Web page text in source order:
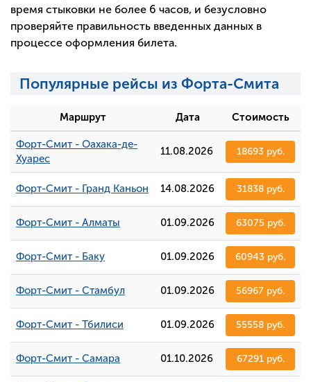
время стыковки не более 6 часов, и безусловно
проверяйте правильность введенных данных в
процессе оформления билета.
Популярные рейсы из Форта-Смита
Маршрут Дата Стоимость
Форт-Смит - Оахака-де-
Хуарес
11.08.2026 18693 руб.
Форт-Смит - Гранд Каньон 14.08.2026 31838 руб.
Форт-Смит - Алматы 01.09.2026 63075 руб.
Форт-Смит - Баку 01.09.2026 60943 руб.
Форт-Смит - Стамбул 01.09.2026 56967 руб.
Форт-Смит - Тбилиси 01.09.2026 55558 руб.
Форт-Смит - Самара 01.10.2026 67291 руб.